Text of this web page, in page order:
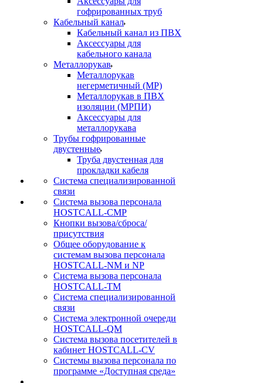
гофрированных труб
Кабельный канал
Кабельный канал из ПВХ
Аксессуары для
кабельного канала
Металлорукав
Металлорукав
негерметичный (МР)
Металлорукав в ПВХ
изоляции (МРПИ)
Аксессуары для
металлорукава
Трубы гофрированные
двустенные
Труба двустенная для
прокладки кабеля
Система специализированной
связи
Cистема вызова персонала
HOSTCALL-CMP
Кнопки вызова/сброса/
присутствия
Общее оборудование к
системам вызова персонала
HOSTCALL-NM и NP
Система вызова персонала
HOSTCALL-TM
Система специализированной
связи
Система электронной очереди
HOSTCALL-QM
Cистема вызова посетителей в
кабинет HOSTCALL-CV
Системы вызова персонала по
программе «Доступная среда»